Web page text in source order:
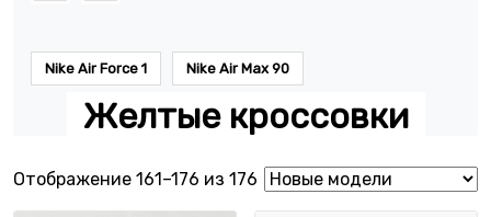
Желтые кроссовки
Отображение 161–176 из 176 Сортировка: самые
Nike Air Force 1 Nike Air Max 90